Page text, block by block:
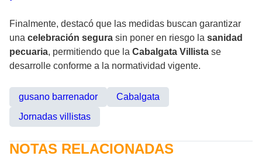
Finalmente, destacó que las medidas buscan garantizar
una celebración segura sin poner en riesgo la sanidad
pecuaria, permitiendo que la Cabalgata Villista se
desarrolle conforme a la normatividad vigente.
gusano barrenador
Cabalgata
Jornadas villistas
NOTAS RELACIONADAS